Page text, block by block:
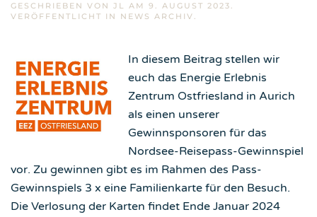
GESCHRIEBEN VON JL AM 9. AUGUST 2023 .
VERÖFFENTLICHT IN NEWS ARCHIV .
In diesem Beitrag stellen wir
euch das Energie Erlebnis
Zentrum Ostfriesland in Aurich
als einen unserer
Gewinnsponsoren für das
Nordsee-Reisepass-Gewinnspiel
vor. Zu gewinnen gibt es im Rahmen des Pass-
Gewinnspiels 3 x eine Familienkarte für den Besuch.
Die Verlosung der Karten findet Ende Januar 2024